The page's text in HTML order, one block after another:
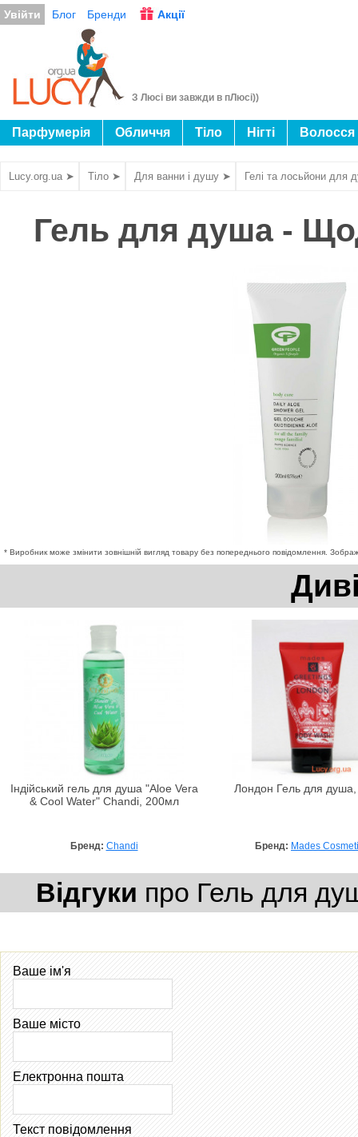
Увійти Блог Бренди Акції
З Люсі ви завжди в пЛюсі))
Парфумерія Обличчя Тіло Нігті Волосся
Lucy.org.ua ➤ Тіло ➤ Для ванни і душу ➤ Гелі та лосьйони для
Гель для душа -
* Виробник може змінити зовнішній вигляд товару без попереднього повідомлення.
Індійський гель для душа "Aloe Vera
& Cool Water" Chandi, 200мл
Бренд: Chandi
Лондон Гель для
Бренд: Mades
Відгуки про Гель для
Ваше ім'я
Ваше місто
Електронна пошта
Текст повідомлення